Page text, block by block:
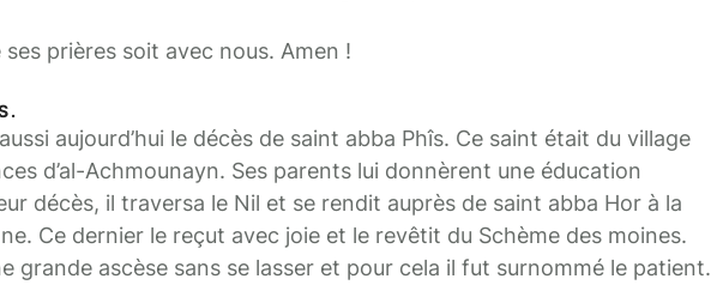
prières soit avec nous. Amen !
aujourd’hui le décès de saint abba Phîs. Ce saint était du village
d’al-Achmounayn. Ses parents lui donnèrent une éducation
décès, il traversa le Nil et se rendit auprès de saint abba Hor à la
Ce dernier le reçut avec joie et le revêtit du Schème des moines.
grande ascèse sans se lasser et pour cela il fut surnommé le patient.